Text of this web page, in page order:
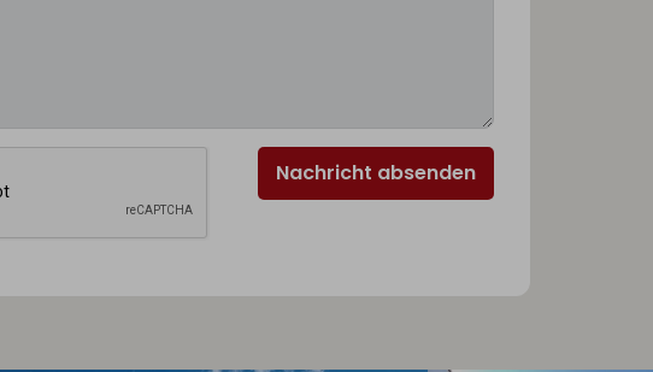
Nachricht absenden